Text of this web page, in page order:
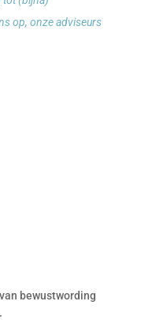
op, onze adviseurs
bewustwording